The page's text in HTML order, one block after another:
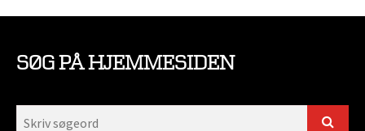
SØG PÅ HJEMMESIDEN